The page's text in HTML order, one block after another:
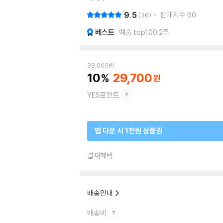
9.5 36 판매지수 60
베스트 예술 top100 2주
33,000원
10 29,700
YES포인트
앱 다운 시 1천원 상품권
결제혜택
배송안내
배송비